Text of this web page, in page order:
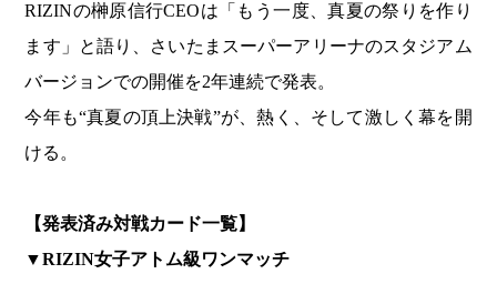
RIZINの榊原信行CEOは「もう一度、真夏の祭りを作り
ます」と語り、さいたまスーパーアリーナのスタジアム
バージョンでの開催を2年連続で発表。
今年も“真夏の頂上決戦”が、熱く、そして激しく幕を開
ける。
【発表済み対戦カード一覧】
▼RIZIN女子アトム級ワンマッチ